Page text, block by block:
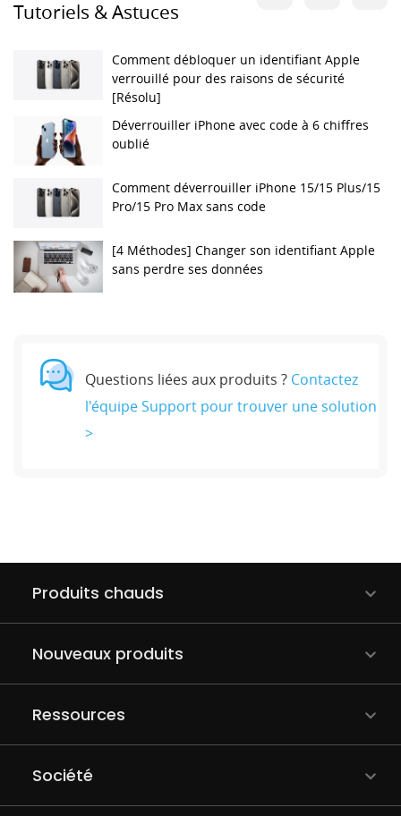
Tutoriels & Astuces
Comment débloquer un identifiant Apple
verrouillé pour des raisons de sécurité
[Résolu]
Déverrouiller iPhone avec code à 6 chiffres
oublié
Comment déverrouiller iPhone 15/15 Plus/15
Pro/15 Pro Max sans code
[4 Méthodes] Changer son identifiant Apple
sans perdre ses données
Questions liées aux produits ? Contactez
l'équipe Support pour trouver une solution
>
Produits chauds
Nouveaux produits
Ressources
Société